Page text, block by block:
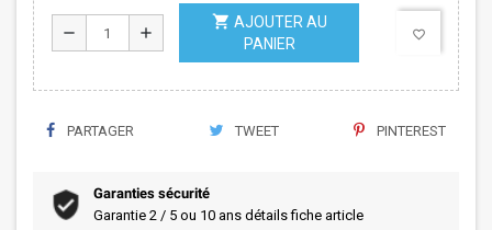
remove add
shopping_cart AJOUTER AU
PANIER
favorite_border
PARTAGER TWEET PINTEREST
Garanties sécurité
Garantie 2 / 5 ou 10 ans détails fiche article